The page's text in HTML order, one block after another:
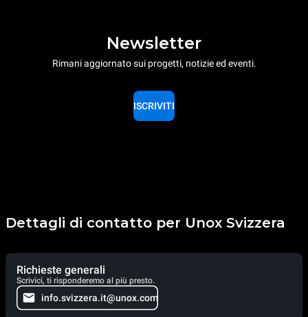
Newsletter
Rimani aggiornato sui progetti, notizie ed eventi.
ISCRIVITI
Dettagli di contatto per Unox Svizzera
Richieste generali
Scrivici, ti risponderemo al più presto.
info.svizzera.it@unox.com